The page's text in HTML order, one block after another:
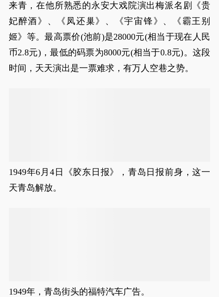
来青，在他所熟悉的永安大戏院演出梅派名剧《贵
妃醉酒》、《凤还巢》、《宇宙锋》、《霸王别
姬》等。最高票价(池前)是28000元(相当于现在人民
币2.8元)，最低的码票为8000元(相当于0.8元)。这段
时间，天天演出是一票难求，有万人空巷之势。
1949年6月4日《胶东日报》，青岛日报前身，这一
天青岛解放。
1949年，青岛街头的福特汽车广告。